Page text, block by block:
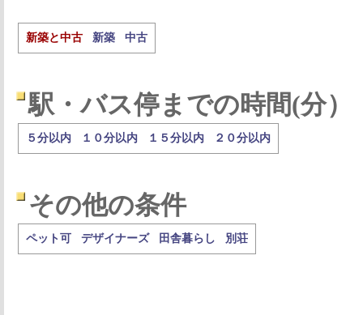
新築と中古 新築 中古
駅・バス停までの時間(分）
５分以内 １０分以内 １５分以内 ２０分以内
その他の条件
ペット可 デザイナーズ 田舎暮らし 別荘